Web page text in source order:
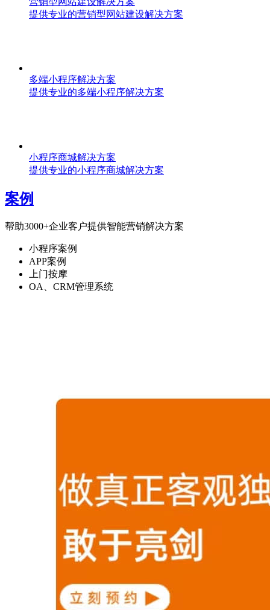
提供专业的营销型网站建设解决方案
多端小程序解决方案
提供专业的多端小程序解决方案
小程序商城解决方案
提供专业的小程序商城解决方案
案例
帮助3000+企业客户提供智能营销解决方案
小程序案例
APP案例
上门按摩
OA、CRM管理系统